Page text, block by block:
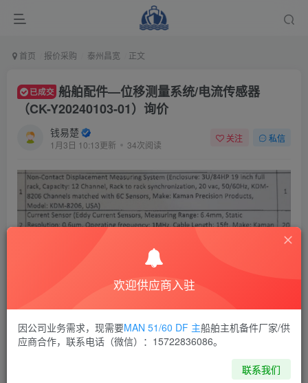
首页 报价采购 泰州昌宽 正文
已成交 船舶配件—位移测量系统/电流传感器
（CK-Y20240103-01）询价
钱易楚
1月3日 10:13更新 34次阅读
关注 私信
Non-Contact Displacement Measuring System
(Enclosure: 3U/84HP 19 inch fullrack, Capacity: 12
Channel, Rack to rack synchronization, 20 vac,50/60Hz,
KDM-8206 Channels matched with 6C Sensors, Make:
Kaman Precision Products,Model: KDM-8206,USA)
Current Sensor (Eddy Current Sensors, Measuring
欢迎供应商入驻
因公司业务需求，现需要MAN 51/60 DF 主船舶主机备件厂家/供
应商合作，联系电话（微信）：15722836086。
联系我们